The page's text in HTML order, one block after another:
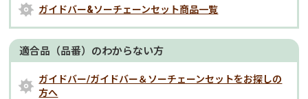
ガイドバー&ソーチェーンセット商品一覧
適合品（品番）のわからない方
ガイドバー/ガイドバー＆ソーチェーンセットをお探しの
方へ